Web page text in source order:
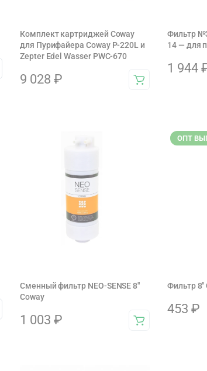
Комплект картриджей Coway
для Пурифайера Coway P-220L и
Zepter Edel Wasser PWC-670
9 028 ₽
Фильтр
14 — для
1 944
Сменный фильтр NEO-SENSE 8"
Coway
1 003 ₽
ОПТ
Фильтр 8"
453 ₽